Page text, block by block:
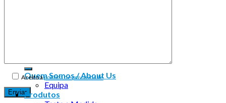
Aceito apolítica de privacidade
Quem Somos / About Us
Equipa
Produtos